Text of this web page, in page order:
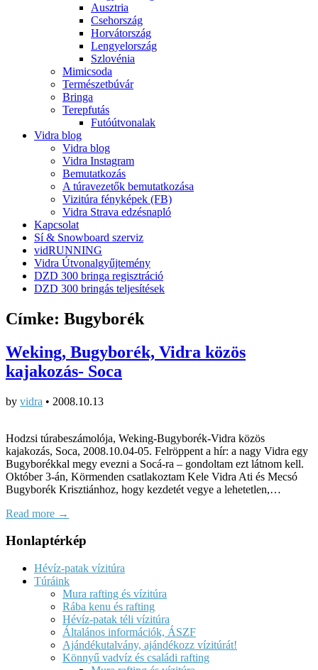
Ausztria
Csehország
Horvátország
Lengyelország
Szlovénia
Mimicsoda
Természetbúvár
Bringa
Terepfutás
Futóútvonalak
Vidra blog
Vidra blog
Vidra Instagram
Bemutatkozás
A túravezetők bemutatkozása
Vizitúra fényképek (FB)
Vidra Strava edzésnapló
Kapcsolat
Sí & Snowboard szerviz
vidRUNNING
Vidra Útvonalgyűjtemény
DZD 300 bringa regisztráció
DZD 300 bringás teljesítések
Címke: Bugyborék
Weking, Bugyborék, Vidra közös
kajakozás- Soca
by vidra • 2008.10.13
Hodzsi túrabeszámolója, Weking-Bugyborék-Vidra közös
kajakozás, Soca, 2008.10.04-05. Felröppent a hír: a nagy Vidra egy
Bugyborékkal megy evezni a Socá-ra – gondoltam ezt látnom kell.
Október 3-án, Körmenden csatlakoztam Kele Vidra Ati és Mecsó
Bugyborék Krisztiánhoz, hogy kezdetét vegye a lehetetlen,…
Read more →
Honlaptérkép
Hévíz-patak vízitúra
Túráink
Mura rafting és vízitúra
Rába kenu és rafting
Hévíz-patak téli vízitúra
Általános információk, ÁSZF
Ajándékutalvány, ajándékozz vízitúrát!
Könnyű vadvíz és családi rafting